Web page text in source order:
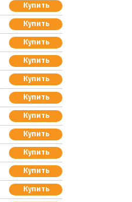
Купить
Купить
Купить
Купить
Купить
Купить
Купить
Купить
Купить
Купить
Купить